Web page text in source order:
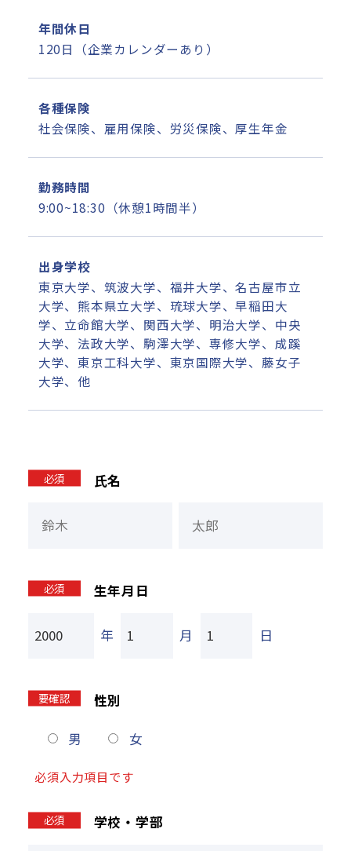
年間休日
120日（企業カレンダーあり）
各種保険
社会保険、雇用保険、労災保険、厚生年金
勤務時間
9:00~18:30（休憩1時間半）
出身学校
東京大学、筑波大学、福井大学、名古屋市立
大学、熊本県立大学、琉球大学、早稲田大
学、立命館大学、関西大学、明治大学、中央
大学、法政大学、駒澤大学、専修大学、成蹊
大学、東京工科大学、東京国際大学、藤女子
大学、他
氏名
必須
生年月日
必須
年 月 日
性別
要確認
男 女
必須入力項目です
学校・学部
必須